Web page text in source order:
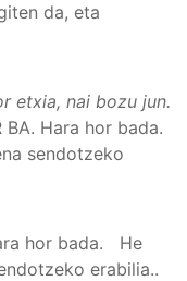
da, eta
etxia, nai bozu jun.
BA. Hara hor bada.
sendotzeko
hor bada. He
erabilia..